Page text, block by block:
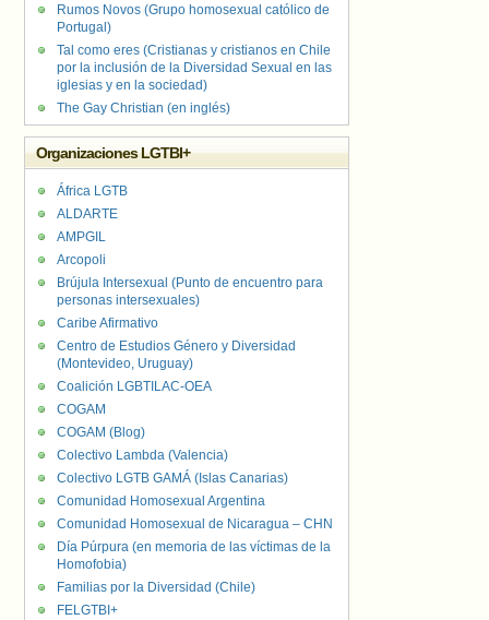
Rumos Novos (Grupo homosexual católico de
Portugal)
Tal como eres (Cristianas y cristianos en Chile
por la inclusión de la Diversidad Sexual en las
iglesias y en la sociedad)
The Gay Christian (en inglés)
Organizaciones LGTBI+
África LGTB
ALDARTE
AMPGIL
Arcopoli
Brújula Intersexual (Punto de encuentro para
personas intersexuales)
Caribe Afirmativo
Centro de Estudios Género y Diversidad
(Montevideo, Uruguay)
Coalición LGBTILAC-OEA
COGAM
COGAM (Blog)
Colectivo Lambda (Valencia)
Colectivo LGTB GAMÁ (Islas Canarias)
Comunidad Homosexual Argentina
Comunidad Homosexual de Nicaragua – CHN
Día Púrpura (en memoria de las víctimas de la
Homofobia)
Familias por la Diversidad (Chile)
FELGTBI+